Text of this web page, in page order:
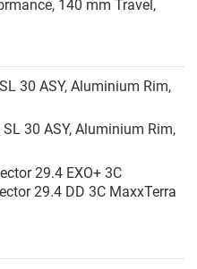
140 mm Travel,
30 ASY, Aluminium Rim,
30 ASY, Aluminium Rim,
29.4 EXO+ 3C
29.4 DD 3C MaxxTerra